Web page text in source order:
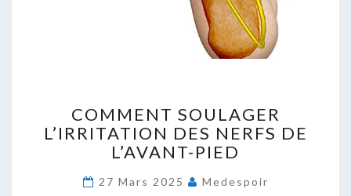
SOULAGER
L’IRRITATION
DES
DE
COMMENT SOULAGER
L’IRRITATION DES NERFS DE
L’AVANT-PIED
27 Mars 2025 Medespoir